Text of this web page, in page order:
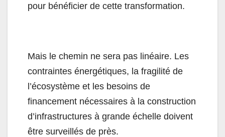
pour bénéficier de cette transformation.
Mais le chemin ne sera pas linéaire. Les
contraintes énergétiques, la fragilité de
l’écosystème et les besoins de
financement nécessaires à la construction
d’infrastructures à grande échelle doivent
être surveillés de près.